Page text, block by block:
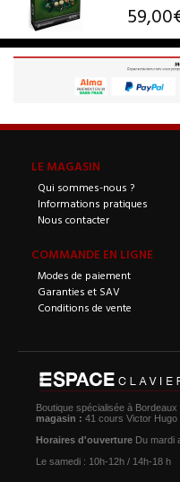
LE MAGASIN
Qui sommes-nous ?
Informations pratiques
Nous contacter
COMMANDE EN LIGNE
Modes de paiement
Garanties et SAV
Conditions de vente
Boutique spécialisée à Bordeaux
magasin : 41 cours Victor
Horaires d'ouverture Du mardi
Le samedi : 10h-12h / 14h-18 h